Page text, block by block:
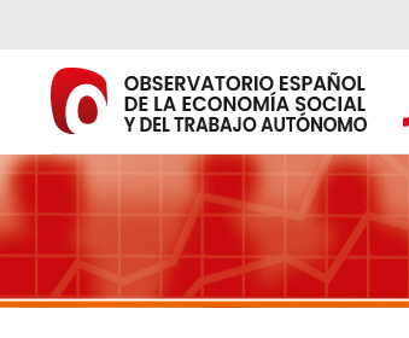
contenido